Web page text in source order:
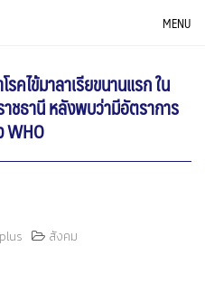
MENU
คไข้มาลาเรียขนานแรก ใน
ชธานี หลังพบว่ามีอัตราการ
WHO
สังคม